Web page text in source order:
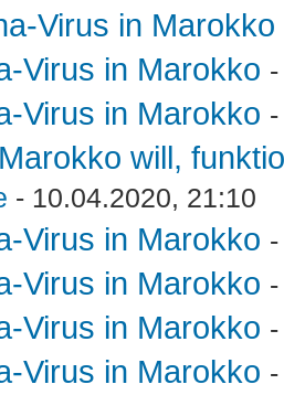
Virus in Marokko
Virus in Marokko
Virus in Marokko
will,
- 10.04.2020, 21:10
Virus in Marokko
Virus in Marokko
Virus in Marokko
Virus in Marokko